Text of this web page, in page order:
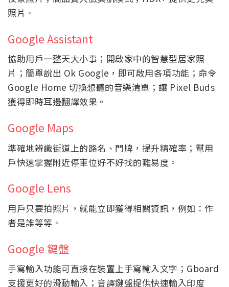
照片。
Google Assistant
協助用戶一整天大小事；開啟家中的智慧型居家照
片；簡單說出 Ok Google，即可啟用各項功能；命令
Google Home 切換想聽的音樂清單；讓 Pixel Buds
獲得即時耳邊翻譯效果。
Google Maps
準確地辨識街道上的路名、門牌，提升精確率；幫用
戶快速掌握附近停車位好不好找的難易度。
Google Lens
用戶只要拍照片，就能立即獲得相關資訊，例如：作
者是誰等等。
Google 鍵盤
手寫輸入功能可直接在裝置上手寫輸入文字；Gboard
支援更好的滑動輸入；音譯鍵盤提供快速輸入印度